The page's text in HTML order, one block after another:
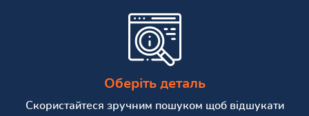
Оберіть деталь
Скористайтеся зручним пошуком щоб відшукати